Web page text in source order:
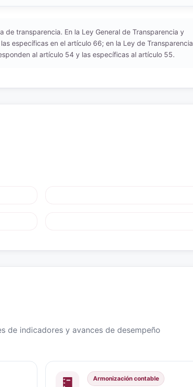
transparencia. En la Ley General de Transparencia y
específicas en el artículo 66; en la Ley de Transparencia
al artículo 54 y las específicas al artículo 55.
de indicadores y avances de desempeño
Armonización contable